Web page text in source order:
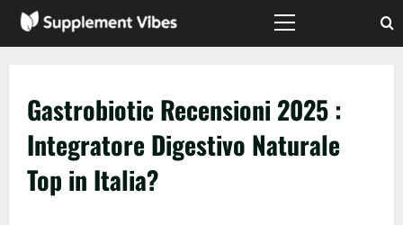
Menù
Gastrobiotic Recensioni 2025 :
Integratore Digestivo Naturale
Top in Italia?